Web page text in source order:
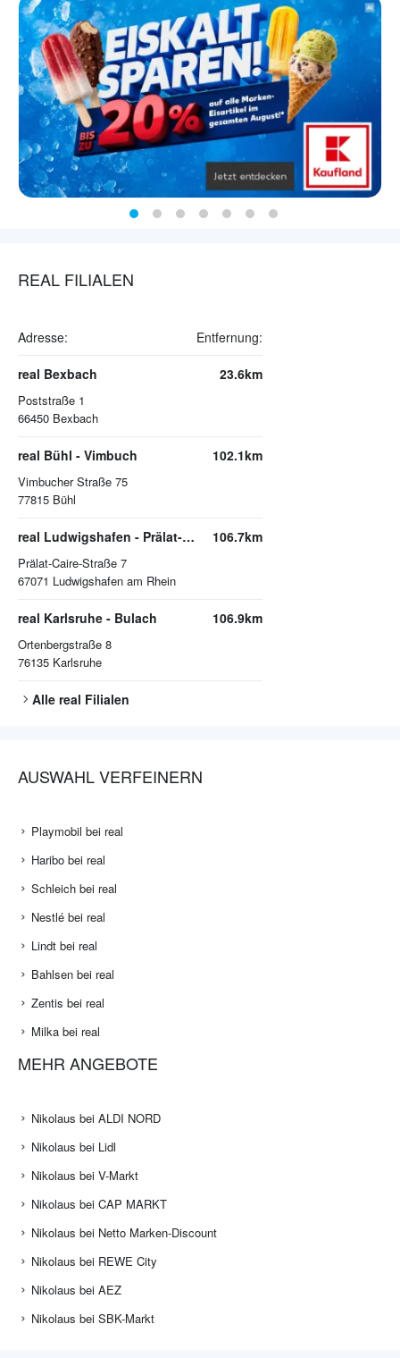
REAL FILIALEN
Adresse: Entfernung:
real Bexbach
Poststraße 1
66450 Bexbach
23.6km
real Bühl - Vimbuch
Vimbucher Straße 75
77815 Bühl
102.1km
real Ludwigshafen - Prälat-Caire-Straße
Prälat-Caire-Straße 7
67071 Ludwigshafen am Rhein
106.7km
real Karlsruhe - Bulach
Ortenbergstraße 8
76135 Karlsruhe
106.9km
Alle real Filialen
AUSWAHL VERFEINERN
Playmobil bei real
Haribo bei real
Schleich bei real
Nestlé bei real
Lindt bei real
Bahlsen bei real
Zentis bei real
Milka bei real
MEHR ANGEBOTE
Nikolaus bei ALDI NORD
Nikolaus bei Lidl
Nikolaus bei V-Markt
Nikolaus bei CAP MARKT
Nikolaus bei Netto Marken-Discount
Nikolaus bei REWE City
Nikolaus bei AEZ
Nikolaus bei SBK-Markt